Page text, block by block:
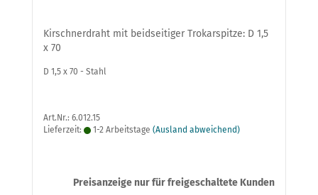
Kirschnerdraht mit beidseitiger Trokarspitze: D 1,5
x 70
D 1,5 x 70 - Stahl
Art.Nr.: 6.012.15
Lieferzeit:
1-2 Arbeitstage (Ausland abweichend)
Preisanzeige nur für freigeschaltete Kunden